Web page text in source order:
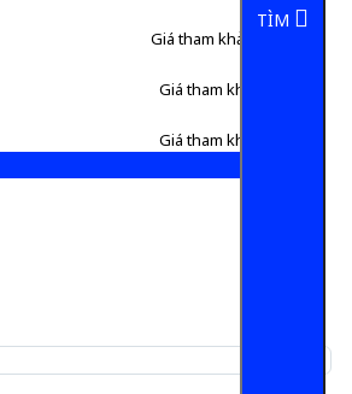
Giá tham khảo:
Giá tham khảo:
Giá tham khảo:
TÌM